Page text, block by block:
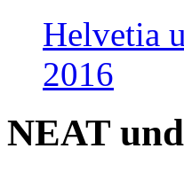
Helvetia
2016
NEAT